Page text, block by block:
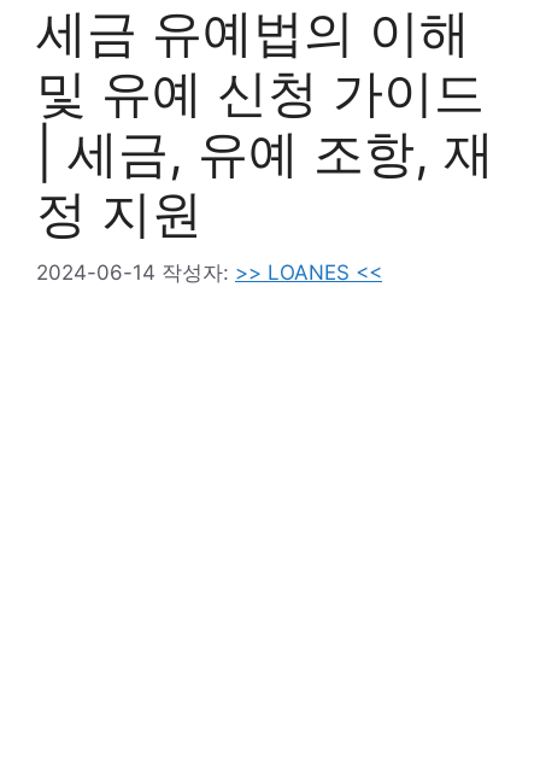
세금 유예법의 이해
및 유예 신청 가이드
| 세금, 유예 조항, 재
정 지원
2024-06-14 작성자: >> LOANES <<